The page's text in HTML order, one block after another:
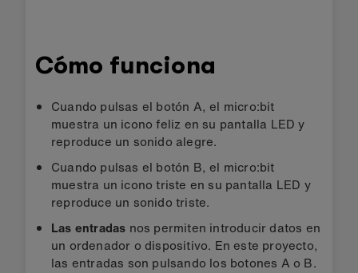
Cómo funciona
Cuando pulsas el botón A, el micro:bit
muestra un icono feliz en su pantalla LED y
reproduce un sonido alegre.
Cuando pulsas el botón B, el micro:bit
muestra un icono triste en su pantalla LED y
reproduce un sonido triste.
Las entradas nos permiten introducir datos en
un ordenador o dispositivo. En este proyecto,
las entradas son pulsando los botones A o B.